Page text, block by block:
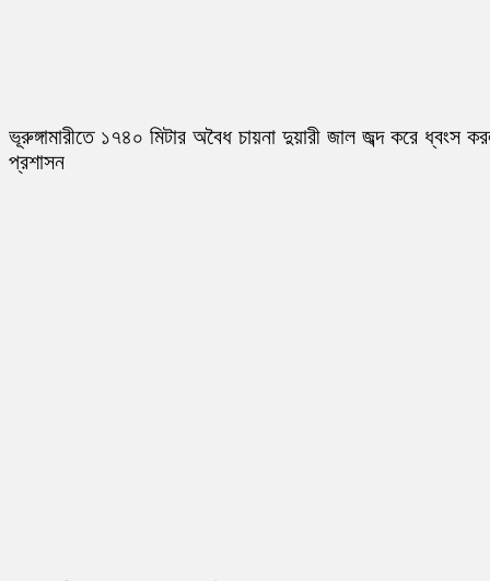
ভূরুঙ্গামারীতে ১৭৪০ মিটার অবৈধ চায়না দুয়ারী জাল জব্দ করে ধ্বংস
প্রশাসন